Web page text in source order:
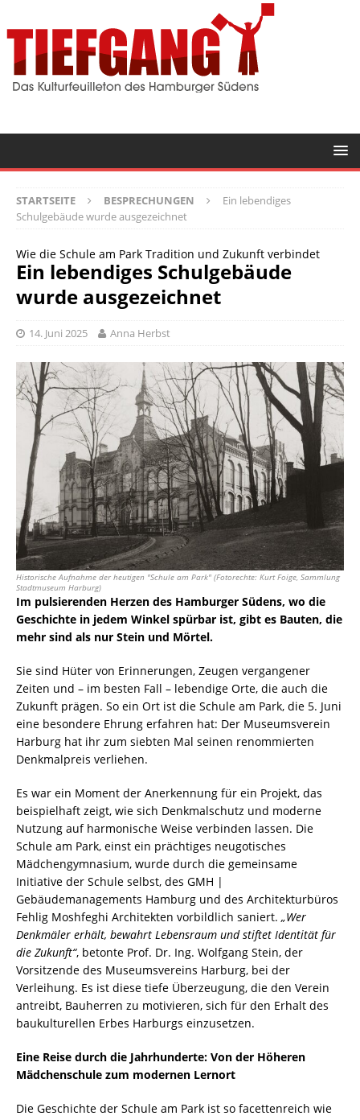
STARTSEITE BESPRECHUNGEN
Ein lebendiges
Schulgebäude wurde ausgezeichnet
Wie die Schule am Park Tradition und Zukunft verbindet
Ein lebendiges Schulgebäude
wurde ausgezeichnet
14. Juni 2025 Anna Herbst
Historische Aufnahme der heutigen "Schule am Park" (Fotorechte: Kurt Foige, Sammlung
Stadtmuseum Harburg)
Im pulsierenden Herzen des Hamburger Südens, wo die
Geschichte in jedem Winkel spürbar ist, gibt es Bauten, die
mehr sind als nur Stein und Mörtel.
Sie sind Hüter von Erinnerungen, Zeugen vergangener
Zeiten und – im besten Fall – lebendige Orte, die auch die
Zukunft prägen. So ein Ort ist die Schule am Park, die 5. Juni
eine besondere Ehrung erfahren hat: Der Museumsverein
Harburg hat ihr zum siebten Mal seinen renommierten
Denkmalpreis verliehen.
Es war ein Moment der Anerkennung für ein Projekt, das
beispielhaft zeigt, wie sich Denkmalschutz und moderne
Nutzung auf harmonische Weise verbinden lassen. Die
Schule am Park, einst ein prächtiges neugotisches
Mädchengymnasium, wurde durch die gemeinsame
Initiative der Schule selbst, des GMH |
Gebäudemanagements Hamburg und des Architekturbüros
Fehlig Moshfeghi Architekten vorbildlich saniert. „Wer
Denkmäler erhält, bewahrt Lebensraum und stiftet Identität für
die Zukunft“, betonte Prof. Dr. Ing. Wolfgang Stein, der
Vorsitzende des Museumsvereins Harburg, bei der
Verleihung. Es ist diese tiefe Überzeugung, die den Verein
antreibt, Bauherren zu motivieren, sich für den Erhalt des
baukulturellen Erbes Harburgs einzusetzen.
Eine Reise durch die Jahrhunderte: Von der Höheren
Mädchenschule zum modernen Lernort
Die Geschichte der Schule am Park ist so facettenreich wie